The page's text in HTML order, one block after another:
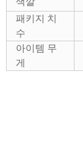
패키지 치
수
아이템 무
게